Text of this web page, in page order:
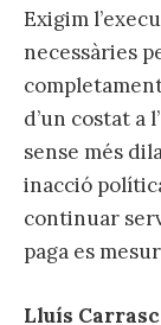
Exigim
necessàries
d’un costat
sense més
inacció
continuar
paga es
Lluís